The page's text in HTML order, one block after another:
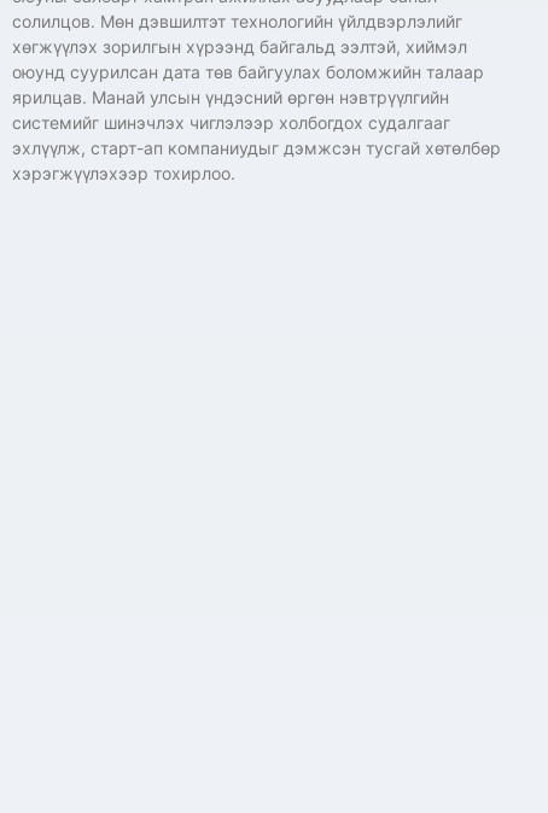
солилцов. Мөн дэвшилтэт технологийн үйлдвэрлэлийг
хөгжүүлэх зорилгын хүрээнд байгальд ээлтэй, хиймэл
оюунд суурилсан дата төв байгуулах боломжийн талаар
ярилцав. Манай улсын үндэсний өргөн нэвтрүүлгийн
системийг шинэчлэх чиглэлээр холбогдох судалгааг
эхлүүлж, старт-ап компаниудыг дэмжсэн тусгай хөтөлбөр
хэрэгжүүлэхээр тохирлоо.